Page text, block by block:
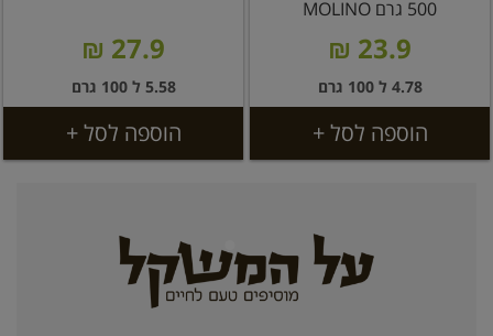
500 גרם MOLINO
23.9 ₪
4.78 ל 100 גרם
הוספה לסל +
27.9 ₪
5.58 ל 100 גרם
הוספה לסל +